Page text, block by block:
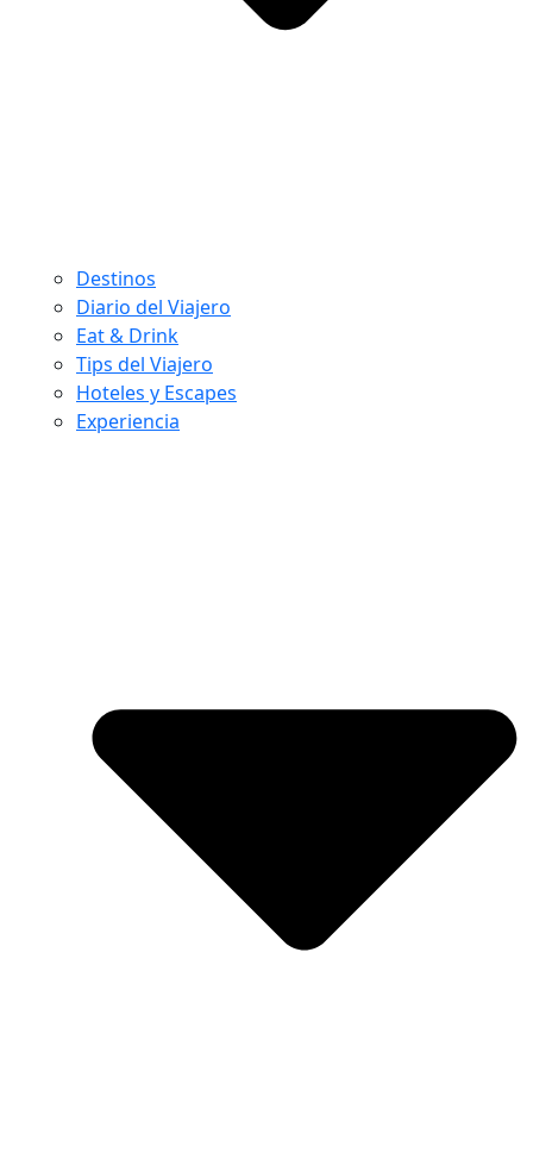
Destinos
Diario del Viajero
Eat & Drink
Tips del Viajero
Hoteles y Escapes
Experiencia